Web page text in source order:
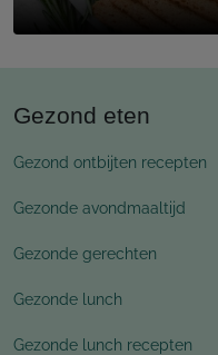
Gezond eten
Gezond ontbijten recepten
Gezonde avondmaaltijd
Gezonde gerechten
Gezonde lunch
Gezonde lunch recepten